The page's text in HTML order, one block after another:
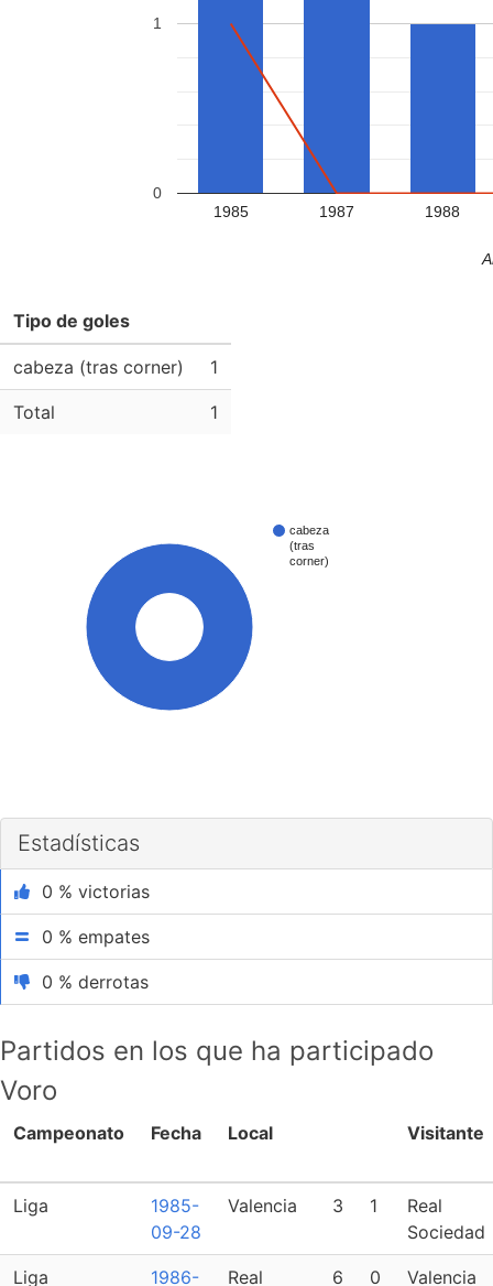
1985 1987 1988
0
1
Tipo de goles
cabeza (tras corner) 1
Total 1
cabeza
(tras
corner)
Estadísticas
0 % victorias
0 % empates
0 % derrotas
Partidos en los que ha participado
Voro
Campeonato Fecha Local Visitante
Liga
1985-
09-28
Valencia 3 1
Real
Sociedad
Liga
1986-
Real
6 0 Valencia